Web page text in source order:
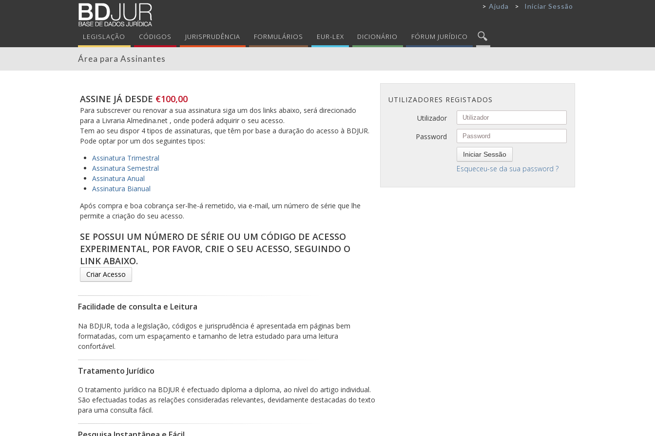
Ajuda Iniciar Sessão
LEGISLAÇÃO CÓDIGOS JURISPRUDÊNCIA FORMULÁRIOS EUR-LEX DICIONÁRIO FÓRUM JURÍDICO
Área para Assinantes
UTILIZADORES REGISTADOS
Utilizador
Password
Iniciar Sessão
Esqueceu-se da sua password ?
ASSINE JÁ DESDE €100,00
Para subscrever ou renovar a sua assinatura siga um dos links abaixo, será direcionado
para a Livraria Almedina.net , onde poderá adquirir o seu acesso.
Tem ao seu dispor 4 tipos de assinaturas, que têm por base a duração do acesso à BDJUR.
Pode optar por um dos seguintes tipos:
Assinatura Trimestral
Assinatura Semestral
Assinatura Anual
Assinatura Bianual
Após compra e boa cobrança ser-lhe-á remetido, via e-mail, um número de série que lhe
permite a criação do seu acesso.
SE POSSUI UM NÚMERO DE SÉRIE OU UM CÓDIGO DE ACESSO
EXPERIMENTAL, POR FAVOR, CRIE O SEU ACESSO, SEGUINDO O
LINK ABAIXO.
Criar Acesso
Facilidade de consulta e Leitura
Na BDJUR, toda a legislação, códigos e jurisprudência é apresentada em páginas bem
formatadas, com um espaçamento e tamanho de letra estudado para uma leitura
confortável.
Tratamento Jurídico
O tratamento jurídico na BDJUR é efectuado diploma a diploma, ao nível do artigo individual.
São efectuadas todas as relações consideradas relevantes, devidamente destacadas do texto
para uma consulta fácil.